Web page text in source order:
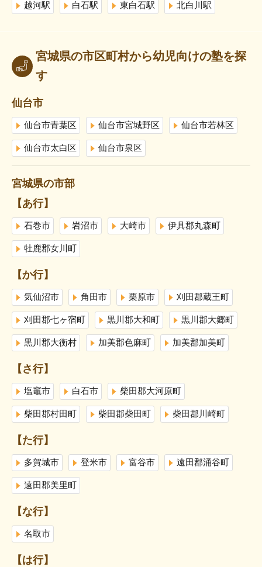
越河駅 白石駅 東白石駅 北白川駅
宮城県の市区町村から幼児向けの塾を探
す
仙台市
仙台市青葉区 仙台市宮城野区 仙台市若林区
仙台市太白区 仙台市泉区
宮城県の市部
【あ行】
石巻市 岩沼市 大崎市 伊具郡丸森町
牡鹿郡女川町
【か行】
気仙沼市 角田市 栗原市 刈田郡蔵王町
刈田郡七ヶ宿町 黒川郡大和町 黒川郡大郷町
黒川郡大衡村 加美郡色麻町 加美郡加美町
【さ行】
塩竈市 白石市 柴田郡大河原町
柴田郡村田町 柴田郡柴田町 柴田郡川崎町
【た行】
多賀城市 登米市 富谷市 遠田郡涌谷町
遠田郡美里町
【な行】
名取市
【は行】